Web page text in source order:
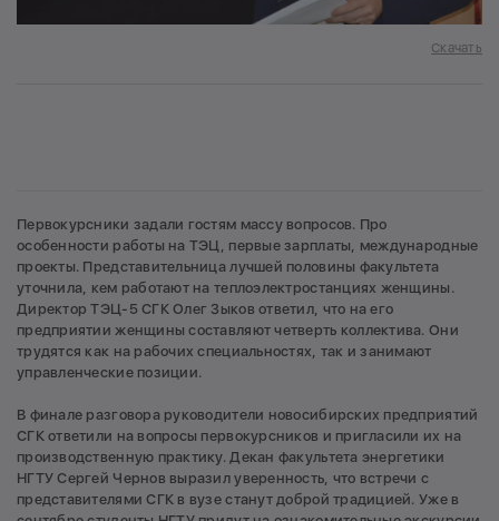
Скачать
Первокурсники задали гостям массу вопросов. Про
особенности работы на ТЭЦ, первые зарплаты, международные
проекты. Представительница лучшей половины факультета
уточнила, кем работают на теплоэлектростанциях женщины.
Директор ТЭЦ-5 СГК Олег Зыков ответил, что на его
предприятии женщины составляют четверть коллектива. Они
трудятся как на рабочих специальностях, так и занимают
управленческие позиции.
В финале разговора руководители новосибирских предприятий
СГК ответили на вопросы первокурсников и пригласили их на
производственную практику. Декан факультета энергетики
НГТУ Сергей Чернов выразил уверенность, что встречи с
представителями СГК в вузе станут доброй традицией. Уже в